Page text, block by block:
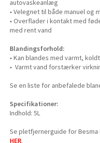
autovaskeanlæg
• Velegnet til både manuel og
• Overflader i kontakt med
med rent vand
Blandingsforhold:
• Kan blandes med varmt,
• Varmt vand forstærker
Se en liste for anbefalede
Specifikationer:
Indhold: 5L
Se pletfjernerguide for Besma
HER.